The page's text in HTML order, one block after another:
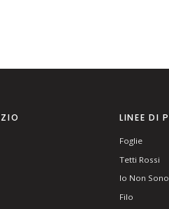
LINEE DI
Foglie
Tetti Rossi
Io Non
Filo